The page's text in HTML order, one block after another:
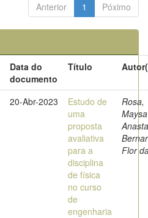
Anterior 1 Póximo
Data do
documento
Título
20-Abr-2023
Estudo de
uma
proposta
avaliativa
para a
disciplina
de física
no curso
de
engenharia
Rosa,
Maysa
Flor